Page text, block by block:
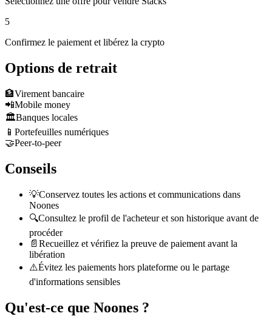
5
Confirmez le paiement et libérez la crypto
Options de retrait
🏦Virement bancaire
📲Mobile money
🏛️Banques locales
📱 Portefeuilles numériques
🤝Peer-to-peer
Conseils
💡Conservez toutes les actions et communications dans
Noones
🔍Consultez le profil de l'acheteur et son historique avant de
procéder
📄 Recueillez et vérifiez la preuve de paiement avant la
libération
⚠️Évitez les paiements hors plateforme ou le partage
d'informations sensibles
Qu'est-ce que Noones ?